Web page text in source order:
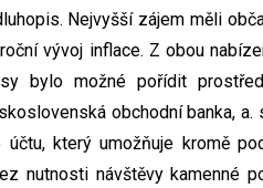
Nejvyšší zájem měli
vývoj inflace. Z obou
bylo možné pořídit
obchodní banka,
účtu, který umožňuje kromě
nutnosti návštěvy kamenné